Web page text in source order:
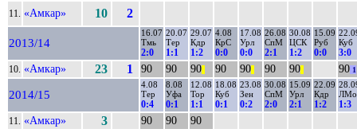
11. «Амкар» 10 2
2013/14
16.07
Тмь
2:0
20.07
Тер
1:1
29.07
Кдр
1:2
4.08
КрС
0:0
17.08
Урл
0:0
26.08
СпМ
2:1
30.08
ЦСК
1:2
15.09
Руб
0:0
Куб
3:0
10. «Амкар» 23 1 90 90 90 90 90 90 90 90 1
2014/15
4.08
Тер
0:4
8.08
Уфа
0:1
12.08
Тор
1:1
18.08
Куб
0:1
23.08
Зен
0:2
30.08
СпМ
2:0
15.09
Урл
2:1
22.09
Кдр
1:2
ЛМо
1:3
11. «Амкар» 3 90 90 90